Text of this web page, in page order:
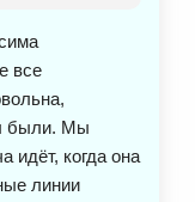
все
были. Мы
идёт, когда она
линии